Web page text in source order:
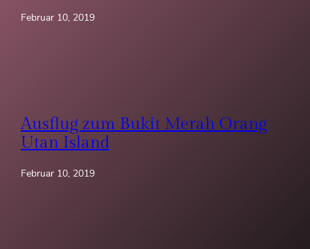
Februar 10, 2019
Ausflug zum Bukit Merah Orang
Utan Island
Februar 10, 2019